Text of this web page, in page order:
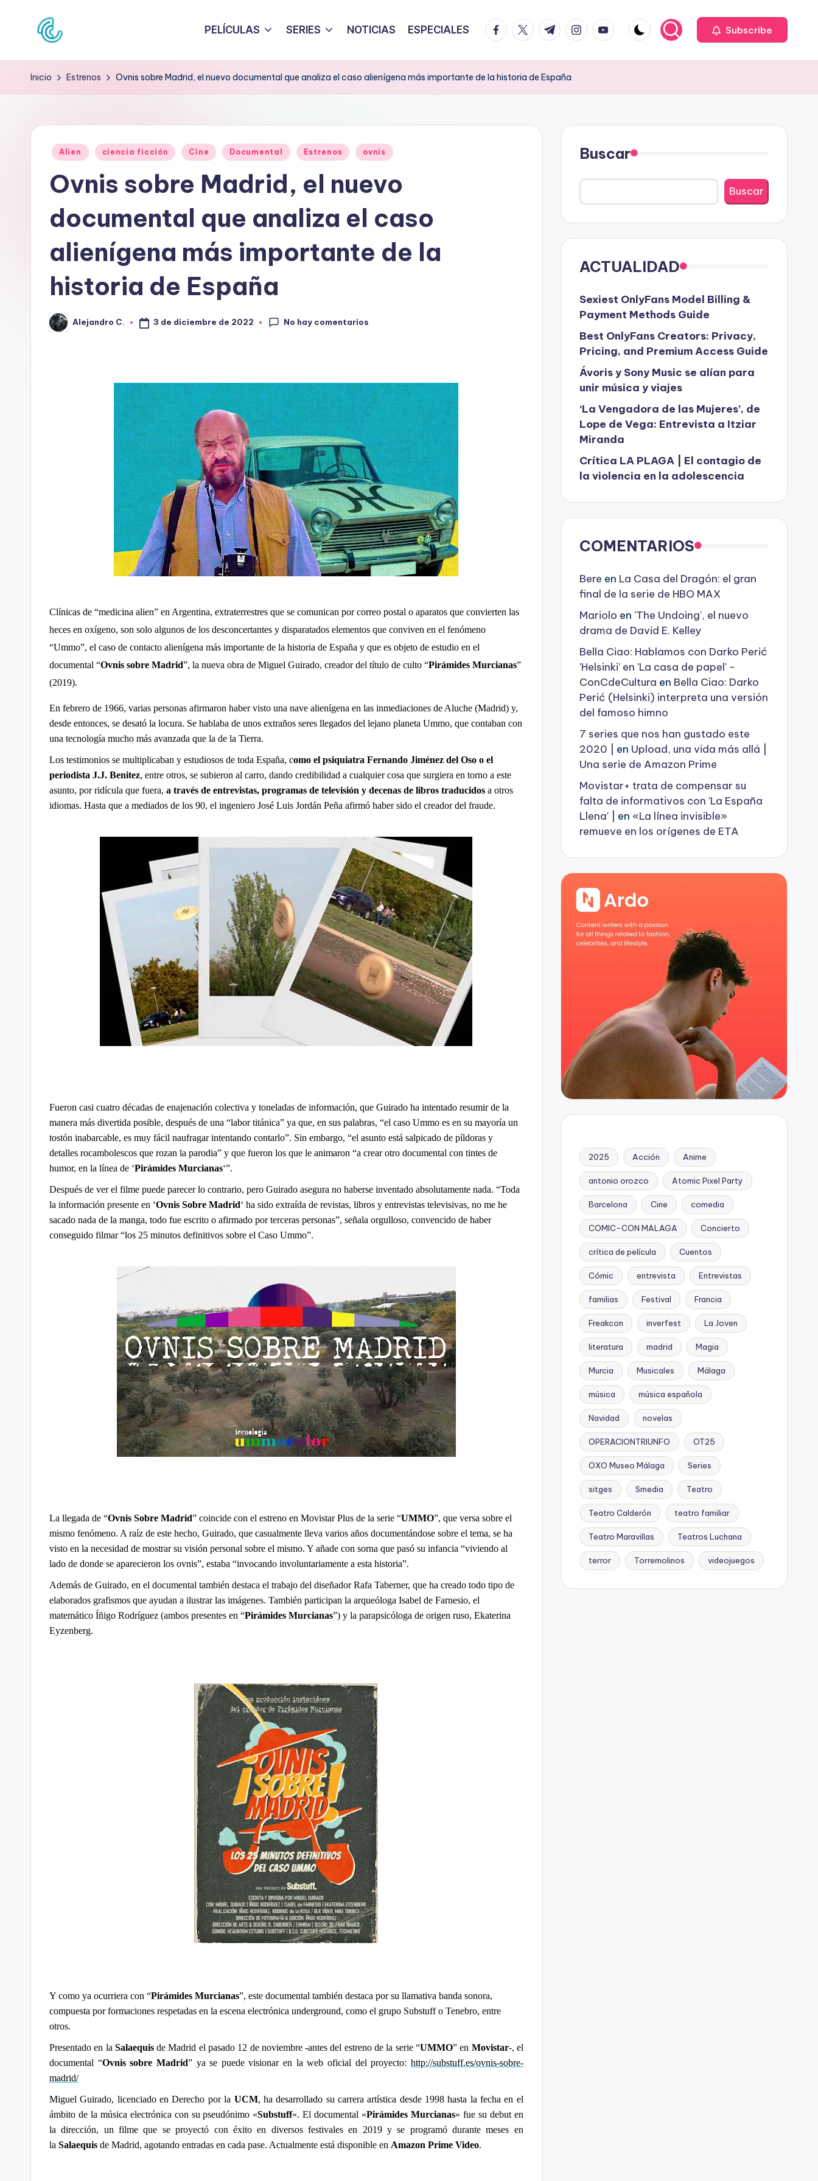
C
O
C
U
R
web
cultura
pop
PELÍCULAS SERIES NOTICIAS ESPECIALES facebook.com
twitter.com
t.me instagram.com
youtube.com Subscribe
Inicio Estrenos Ovnis sobre Madrid, el nuevo documental que analiza el caso alienígena más importante de la historia de España
Publicado
Alien ciencia ficción Cine Documental Estrenos ovnis
Ovnis sobre Madrid, el nuevo
documental que analiza el caso
alienígena más importante de la
historia de España
Publicado
por
Alejandro C. 3 de diciembre de 2022 No hay comentarios
Clínicas de “medicina alien” en Argentina, extraterrestres que se comunican por correo postal o aparatos que convierten las
heces en oxígeno, son solo algunos de los desconcertantes y disparatados elementos que conviven en el fenómeno
“Ummo”, el caso de contacto alienígena más importante de la historia de España y que es objeto de estudio en el
documental “Ovnis sobre Madrid”, la nueva obra de Miguel Guirado, creador del título de culto “Pirámides Murcianas”
(2019).
En febrero de 1966, varias personas afirmaron haber visto una nave alienígena en las inmediaciones de Aluche (Madrid) y,
desde entonces, se desató la locura. Se hablaba de unos extraños seres llegados del lejano planeta Ummo, que contaban con
una tecnología mucho más avanzada que la de la Tierra.
Los testimonios se multiplicaban y estudiosos de toda España, como el psiquiatra Fernando Jiménez del Oso o el
periodista J.J. Benitez, entre otros, se subieron al carro, dando credibilidad a cualquier cosa que surgiera en torno a este
asunto, por ridícula que fuera, a través de entrevistas, programas de televisión y decenas de libros traducidos a otros
idiomas. Hasta que a mediados de los 90, el ingeniero José Luis Jordán Peña afirmó haber sido el creador del fraude.
Fueron casi cuatro décadas de enajenación colectiva y toneladas de información, que Guirado ha intentado resumir de la
manera más divertida posible, después de una “labor titánica” ya que, en sus palabras, “el caso Ummo es en su mayoría un
tostón inabarcable, es muy fácil naufragar intentando contarlo”. Sin embargo, “el asunto está salpicado de píldoras y
detalles rocambolescos que rozan la parodia” y que fueron los que le animaron “a crear otro documental con tintes de
humor, en la línea de ‘Pirámides Murcianas‘”.
Después de ver el filme puede parecer lo contrario, pero Guirado asegura no haberse inventado absolutamente nada. “Toda
la información presente en ‘Ovnis Sobre Madrid‘ ha sido extraída de revistas, libros y entrevistas televisivas, no me he
sacado nada de la manga, todo fue escrito o afirmado por terceras personas”, señala orgulloso, convencido de haber
conseguido filmar “los 25 minutos definitivos sobre el Caso Ummo”.
La llegada de “Ovnis Sobre Madrid” coincide con el estreno en Movistar Plus de la serie “UMMO”, que versa sobre el
mismo fenómeno. A raíz de este hecho, Guirado, que casualmente lleva varios años documentándose sobre el tema, se ha
visto en la necesidad de mostrar su visión personal sobre el mismo. Y añade con sorna que pasó su infancia “viviendo al
lado de donde se aparecieron los ovnis”, estaba “invocando involuntariamente a esta historia”.
Además de Guirado, en el documental también destaca el trabajo del diseñador Rafa Taberner, que ha creado todo tipo de
elaborados grafismos que ayudan a ilustrar las imágenes. También participan la arqueóloga Isabel de Farnesio, el
matemático Íñigo Rodríguez (ambos presentes en “Pirámides Murcianas”) y la parapsicóloga de origen ruso, Ekaterina
Eyzenberg.
Y como ya ocurriera con “Pirámides Murcianas”, este documental también destaca por su llamativa banda sonora,
compuesta porformaciones respetadas en la escena electrónica underground, como el grupo Substuff o Tenebro, entre
otros.
Presentado en la Salaequisde Madrid el pasado 12 de noviembre -antes del estreno de la serie “UMMO” en Movistar-, el
documental “Ovnis sobre Madrid” ya se puede visionar en la web oficial del proyecto: http://substuff.es/ovnis-sobre-
madrid/
Miguel Guirado, licenciado en Derecho por la UCM, ha desarrollado su carrera artística desde 1998 hasta la fecha en el
ámbito de la música electrónica con su pseudónimo «Substuff«. El documental «Pirámides Murcianas» fue su debut en
la dirección, un filme que se proyectó con éxito en diversos festivales en 2019 y se programó durante meses en
la Salaequis de Madrid, agotando entradas en cada pase. Actualmente está disponible en Amazon Prime Video.
Buscar
Buscar
ACTUALIDAD
Sexiest OnlyFans Model Billing &
Payment Methods Guide
Best OnlyFans Creators: Privacy,
Pricing, and Premium Access Guide
Ávoris y Sony Music se alían para
unir música y viajes
‘La Vengadora de las Mujeres’, de
Lope de Vega: Entrevista a Itziar
Miranda
Crítica LA PLAGA | El contagio de
la violencia en la adolescencia
COMENTARIOS
Bere en La Casa del Dragón: el gran
final de la serie de HBO MAX
Mariolo en 'The Undoing', el nuevo
drama de David E. Kelley
Bella Ciao: Hablamos con Darko Perić
'Helsinki' en 'La casa de papel' -
ConCdeCultura en Bella Ciao: Darko
Perić (Helsinki) interpreta una versión
del famoso himno
7 series que nos han gustado este
2020 |
en Upload, una vida más allá |
Una serie de Amazon Prime
Movistar+ trata de compensar su
falta de informativos con 'La España
Llena' |
en «La línea invisible»
remueve en los orígenes de ETA
2025 Acción Anime
antonio orozco Atomic Pixel Party
Barcelona Cine comedia
COMIC-CON MALAGA Concierto
crítica de película Cuentos
Cómic entrevista Entrevistas
familias Festival Francia
Freakcon inverfest La Joven
literatura madrid Magia
Murcia Musicales Málaga
música música española
Navidad novelas
OPERACIONTRIUNFO OT25
OXO Museo Málaga Series
sitges Smedia Teatro
Teatro Calderón teatro familiar
Teatro Maravillas Teatros Luchana
terror Torremolinos videojuegos